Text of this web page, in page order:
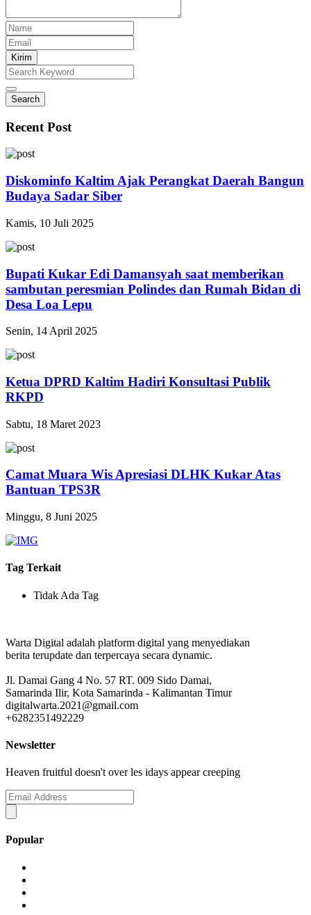
Kirim
Search
Recent Post
Diskominfo Kaltim Ajak Perangkat Daerah Bangun
Budaya Sadar Siber
Kamis, 10 Juli 2025
Bupati Kukar Edi Damansyah saat memberikan
sambutan peresmian Polindes dan Rumah Bidan di
Desa Loa Lepu
Senin, 14 April 2025
Ketua DPRD Kaltim Hadiri Konsultasi Publik
RKPD
Sabtu, 18 Maret 2023
Camat Muara Wis Apresiasi DLHK Kukar Atas
Bantuan TPS3R
Minggu, 8 Juni 2025
Tag Terkait
Tidak Ada Tag
Warta Digital adalah platform digital yang menyediakan
berita terupdate dan terpercaya secara dynamic.
Jl. Damai Gang 4 No. 57 RT. 009 Sido Damai,
Samarinda Ilir, Kota Samarinda - Kalimantan Timur
digitalwarta.2021@gmail.com
+6282351492229
Newsletter
Heaven fruitful doesn't over les idays appear creeping
Popular